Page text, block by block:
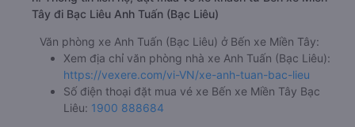
Tây đi Bạc Liêu Anh Tuấn (Bạc Liêu)
Văn phòng xe Anh Tuấn (Bạc Liêu) ở Bến xe Miền Tây:
Xem địa chỉ văn phòng nhà xe Anh Tuấn (Bạc Liêu):
https://vexere.com/vi-VN/xe-anh-tuan-bac-lieu
Số điện thoại đặt mua vé xe Bến xe Miền Tây Bạc
Liêu: 1900 888684